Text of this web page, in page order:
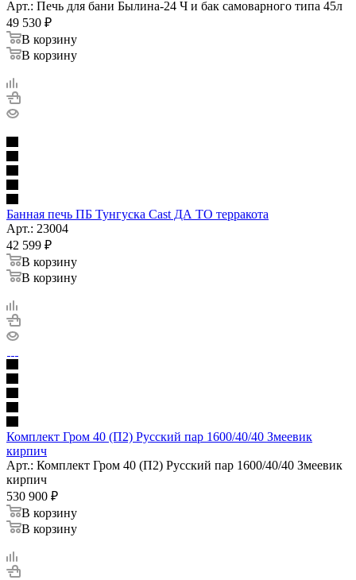
Арт.: Печь для бани Былина-24 Ч и бак самоварного типа 45л
49 530 ₽
В корзину
В корзину
Банная печь ПБ Тунгуска Cast ДА ТО терракота
Арт.: 23004
42 599 ₽
В корзину
В корзину
Комплект Гром 40 (П2) Русский пар 1600/40/40 Змеевик
кирпич
Арт.: Комплект Гром 40 (П2) Русский пар 1600/40/40 Змеевик
кирпич
530 900 ₽
В корзину
В корзину